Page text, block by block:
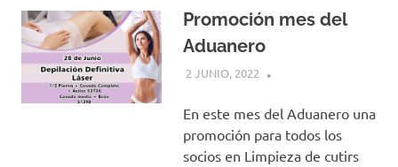
Promoción mes del
Aduanero
2 JUNIO, 2022
En este mes del Aduanero una
promoción para todos los
socios en Limpieza de cutirs